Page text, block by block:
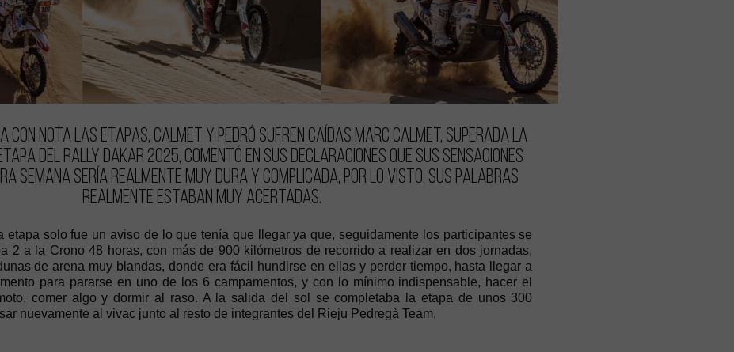
con nota las etapas, Calmet y Pedró sufren caídas Marc Calmet, superada la
del Rally Dakar 2025, comentó en sus declaraciones que sus sensaciones
semana sería realmente muy dura y complicada, por lo visto, sus palabras
realmente estaban muy acertadas.
etapa solo fue un aviso de lo que tenía que llegar ya que, seguidamente los participantes se
2 a la Crono 48 horas, con más de 900 kilómetros de recorrido a realizar en dos jornadas,
de arena muy blandas, donde era fácil hundirse en ellas y perder tiempo, hasta llegar a
para pararse en uno de los 6 campamentos, y con lo mínimo indispensable, hacer el
comer algo y dormir al raso. A la salida del sol se completaba la etapa de unos 300
nuevamente al vivac junto al resto de integrantes del Rieju Pedregà Team.